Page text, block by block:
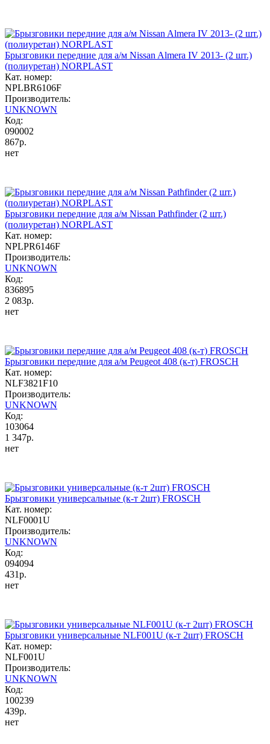
Брызговики передние для а/м Nissan Almera IV 2013- (2 шт.)
(полиуретан) NORPLAST
Кат. номер:
NPLBR6106F
Производитель:
UNKNOWN
Код:
090002
867р.
нет
Брызговики передние для а/м Nissan Pathfinder (2 шт.)
(полиуретан) NORPLAST
Кат. номер:
NPLPR6146F
Производитель:
UNKNOWN
Код:
836895
2 083р.
нет
Брызговики передние для а/м Peugeot 408 (к-т) FROSCH
Кат. номер:
NLF3821F10
Производитель:
UNKNOWN
Код:
103064
1 347р.
нет
Брызговики универсальные (к-т 2шт) FROSCH
Кат. номер:
NLF0001U
Производитель:
UNKNOWN
Код:
094094
431р.
нет
Брызговики универсальные NLF001U (к-т 2шт) FROSCH
Кат. номер:
NLF001U
Производитель:
UNKNOWN
Код:
100239
439р.
нет